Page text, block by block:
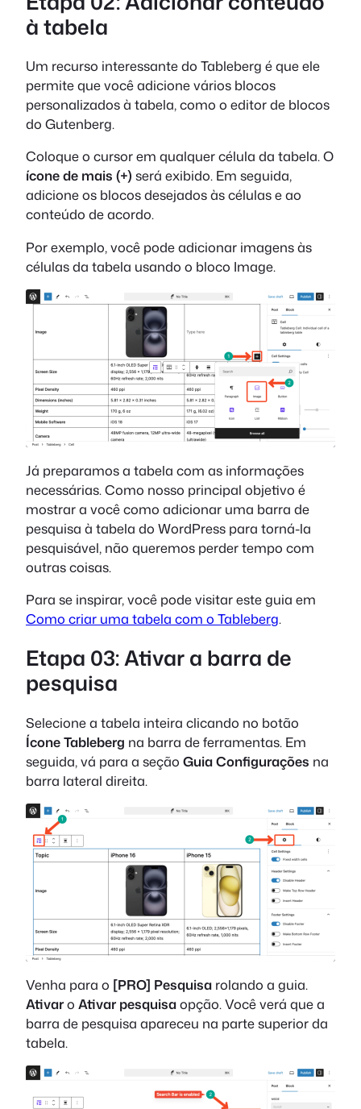
à tabela
Um recurso interessante do Tableberg é que ele
permite que você adicione vários blocos
personalizados à tabela, como o editor de blocos
do Gutenberg.
Coloque o cursor em qualquer célula da tabela. O
ícone de mais (+) será exibido. Em seguida,
adicione os blocos desejados às células e ao
conteúdo de acordo.
Por exemplo, você pode adicionar imagens às
células da tabela usando o bloco Image.
Já preparamos a tabela com as informações
necessárias. Como nosso principal objetivo é
mostrar a você como adicionar uma barra de
pesquisa à tabela do WordPress para torná-la
pesquisável, não queremos perder tempo com
outras coisas.
Para se inspirar, você pode visitar este guia em
Como criar uma tabela com o Tableberg.
Etapa 03: Ativar a barra de
pesquisa
Selecione a tabela inteira clicando no botão
Ícone Tableberg na barra de ferramentas. Em
seguida, vá para a seção Guia Configurações na
barra lateral direita.
Venha para o [PRO] Pesquisa rolando a guia.
Ativaro Ativar pesquisaopção. Você verá que a
barra de pesquisa apareceu na parte superior da
tabela.